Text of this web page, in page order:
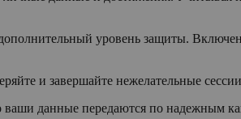
уровень защиты.
и завершайте нежелательные
данные передаются по надежным